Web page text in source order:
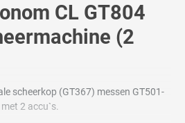
CL GT804
(2
scheerkop (GT367) messen GT501-
2 accu`s.